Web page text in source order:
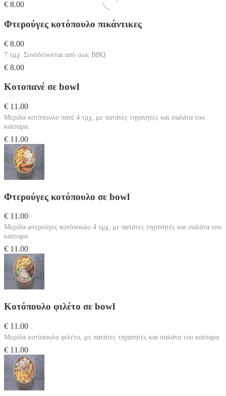
€ 8.00
Φτερούγες κοτόπουλο πικάντικες
€ 8.00
7 τμχ. Συνοδεύονται από σως BBQ
€ 8.00
Κοτοπανέ σε bowl
€ 11.00
Μερίδα κοτόπουλο πανέ 4 τμχ, με πατάτες τηγανητές και σαλάτα του
καίσαρα.
€ 11.00
Φτερούγες κοτόπουλο σε bowl
€ 11.00
Μερίδα φτερούγες κοτόπουλο 4 τμχ, με πατάτες τηγανητές και σαλάτα του
καίσαρα.
€ 11.00
Κοτόπουλο φιλέτο σε bowl
€ 11.00
Μερίδα κοτόπουλο φιλέτο, με πατάτες τηγανητές και σαλάτα του καίσαρα
€ 11.00